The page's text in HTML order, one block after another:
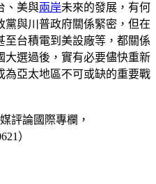
、美與兩岸未來的發展，有何
黨與川普政府關係緊密，但在
台積電到美設廠等，都關係
大選過後，實有必要儘快重新
為亞太地區不可或缺的重要戰
評論國際專欄，
）